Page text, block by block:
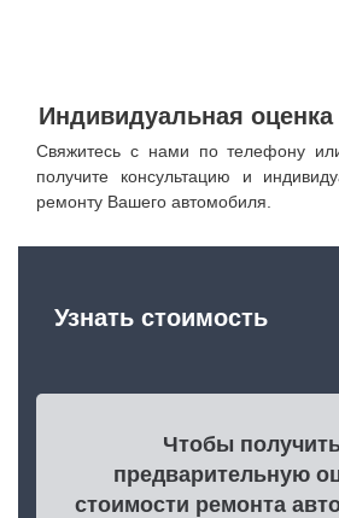
Индивидуальная
Свяжитесь с нами по телефону
получите консультацию и
ремонту Вашего автомобиля.
Узнать стоимость
Чтобы
предварительную
стоимости ремонта